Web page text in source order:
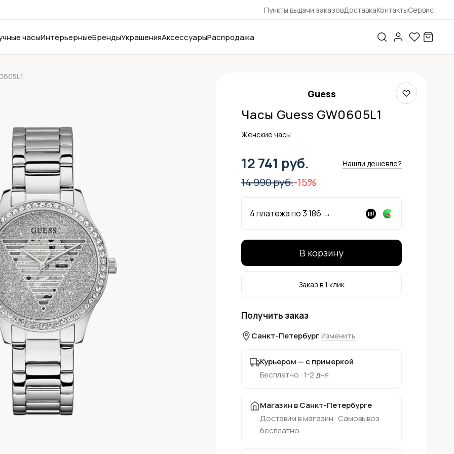
Пункты выдачи заказовДоставкаКонтактыСервис
часыИнтерьерныеБрендыУкрашенияАксессуарыРаспродажа
Guess
Часы Guess GW0605L1
Женские часы
12 741 руб. Нашли дешевле?
14 990 руб.-15%
4 платежа по3 186 →
В корзину
Заказ в 1 клик
Получить заказ
Санкт-Петербург Изменить
Курьером — с примеркой
Бесплатно · 1-2 дня
Магазин в Санкт-Петербурге
Доставим в магазин · Самовывоз
бесплатно